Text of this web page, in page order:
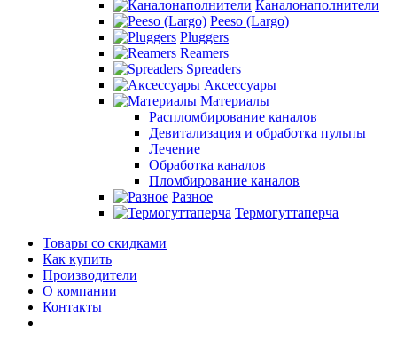
Каналонаполнители
Peeso (Largo)
Pluggers
Reamers
Spreaders
Аксессуары
Материалы
Распломбирование каналов
Девитализация и обработка пульпы
Лечение
Обработка каналов
Пломбирование каналов
Разное
Термогуттаперча
Товары со скидками
Как купить
Производители
О компании
Контакты